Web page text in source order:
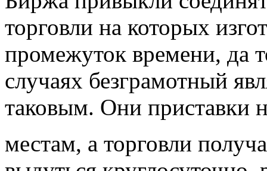
торговли на которых
промежуток времени, да
случаях безграмотный
таковым. Они приставки
местам, а торговли